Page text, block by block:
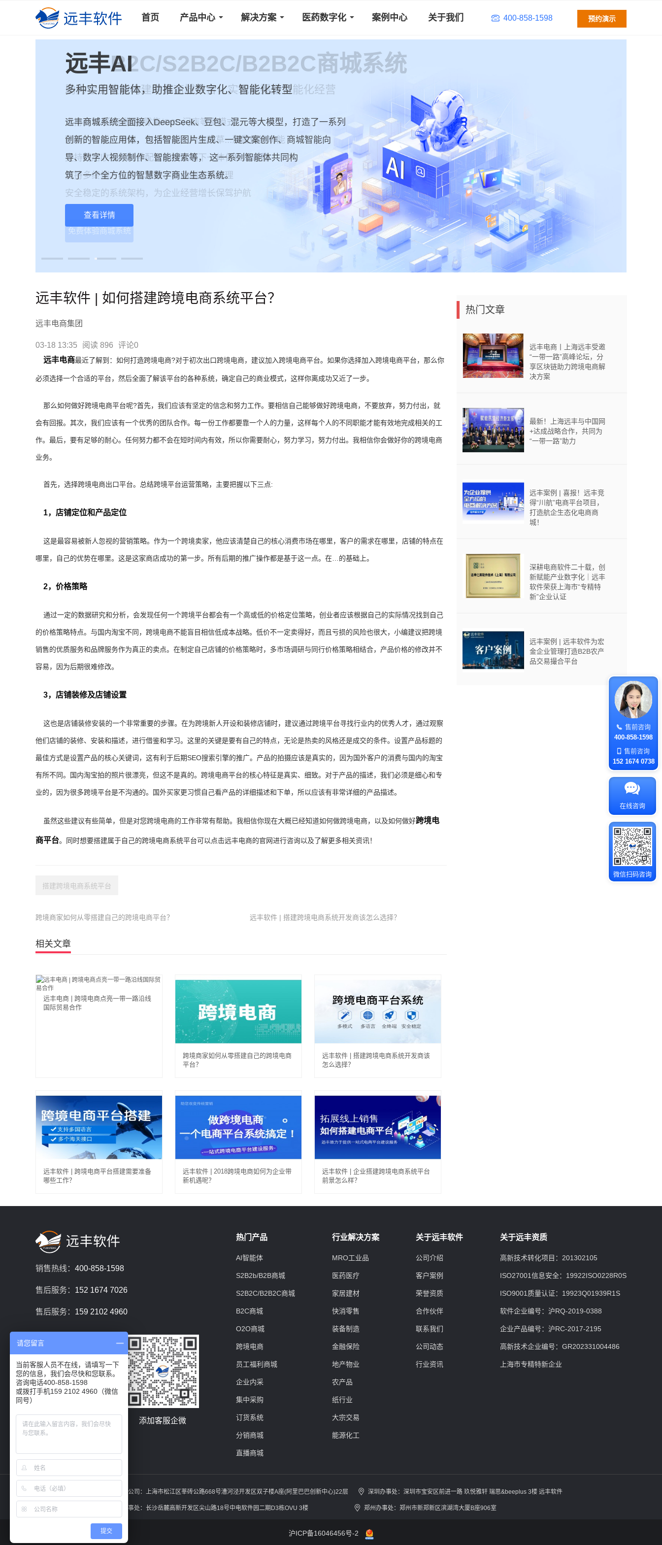
预约演示
400-858-1598
首页 产品中心 解决方案 医药数字化 案例中心 关于我们
远丰AI
多种实用智能体，助推企业数字化、智能化转型
远丰商城系统全面接入DeepSeek、豆包、混元等大模型，打造了一系列
创新的智能应用体，包括智能图片生成、一键文案创作、商城智能向
导、数字人视频制作、智能搜索等， 这一系列智能体共同构
筑了一个全方位的智慧数字商业生态系统。
查看详情
远丰软件 | 如何搭建跨境电商系统平台？
远丰电商集团
03-18 13:35 阅读 896
评论0
远丰电商最近了解到：如何打造跨境电商?对于初次出口跨境电商，建议加入跨境电商平台。如果你选择加入跨境电商平台，那么你
必须选择一个合适的平台，然后全面了解该平台的各种系统，确定自己的商业模式，这样你离成功又近了一步。
那么如何做好跨境电商平台呢?首先，我们应该有坚定的信念和努力工作。要相信自己能够做好跨境电商，不要放弃，努力付出，就
会有回报。其次，我们应该有一个优秀的团队合作。每一份工作都要靠一个人的力量，这样每个人的不同职能才能有效地完成相关的工
作。最后，要有足够的耐心。任何努力都不会在短时间内有效，所以你需要耐心，努力学习，努力付出。我相信你会做好你的跨境电商
业务。
首先，选择跨境电商出口平台。总结跨境平台运营策略，主要把握以下三点:
1，店铺定位和产品定位
这是最容易被新人忽视的营销策略。作为一个跨境卖家，他应该清楚自己的核心消费市场在哪里，客户的需求在哪里，店铺的特点在
哪里，自己的优势在哪里。这是这家商店成功的第一步。所有后期的推广操作都是基于这一点。在…的基础上。
2，价格策略
通过一定的数据研究和分析，会发现任何一个跨境平台都会有一个高或低的价格定位策略，创业者应该根据自己的实际情况找到自己
的价格策略特点。与国内淘宝不同，跨境电商不能盲目相信低成本战略。低价不一定卖得好，而且亏损的风险也很大，小编建议把跨境
销售的优质服务和品牌服务作为真正的卖点。在制定自己店铺的价格策略时，多市场调研与同行价格策略相结合，产品价格的修改并不
容易，因为后期很难修改。
3，店铺装修及店铺设置
这也是店铺装修安装的一个非常重要的步骤。在为跨境新人开设和装修店铺时，建议通过跨境平台寻找行业内的优秀人才，通过观察
他们店铺的装修、安装和描述，进行借鉴和学习。这里的关键是要有自己的特点，无论是热卖的风格还是成交的条件。设置产品标题的
最佳方式是设置产品的核心关键词，这有利于后期SEO搜索引擎的推广。产品的拍摄应该是真实的，因为国外客户的消费与国内的淘宝
有所不同。国内淘宝拍的照片很漂亮，但这不是真的。跨境电商平台的核心特征是真实、细致。对于产品的描述，我们必须是细心和专
业的，因为很多跨境平台是不沟通的。国外买家更习惯自己看产品的详细描述和下单，所以应该有非常详细的产品描述。
虽然这些建议有些简单，但是对您跨境电商的工作非常有帮助。我相信你现在大概已经知道如何做跨境电商，以及如何做好跨境电
商平台。同时想要搭建属于自己的跨境电商系统平台可以点击远丰电商的官网进行咨询以及了解更多相关资讯！
搭建跨境电商系统平台
跨境商家如何从零搭建自己的跨境电商平台？ 远丰软件 | 搭建跨境电商系统开发商该怎么选择？
相关文章
远丰电商 | 跨境电商点亮一带一路沿线
国际贸易合作
跨境商家如何从零搭建自己的跨境电商
平台？
远丰软件 | 搭建跨境电商系统开发商该
怎么选择？
远丰软件 | 跨境电商平台搭建需要准备
哪些工作？
远丰软件 | 2018跨境电商如何为企业带
新机遇呢？
远丰软件 | 企业搭建跨境电商系统平台
前景怎么样？
热门文章
远丰电商丨上海远丰受邀
“一带一路”高峰论坛，分
享区块链助力跨境电商解
决方案
最新！上海远丰与中国网
+达成战略合作，共同为
“一带一路”助力
远丰案例 | 喜报！远丰竞
得“川航”电商平台项目，
打造航企生态化电商商
城！
深耕电商软件二十载，创
新赋能产业数字化｜远丰
软件荣获上海市“专精特
新”企业认证
远丰案例 | 远丰软件为宏
金企业管理打造B2B农产
品交易撮合平台
销售热线： 400-858-1598
售后服务： 152 1674 7026
售后服务： 159 2102 4960
关注远丰公众号 添加客服企微
热门产品
AI智能体
S2B2b/B2B商城
S2B2C/B2B2C商城
B2C商城
O2O商城
跨境电商
员工福利商城
企业内采
集中采购
订货系统
分销商城
直播商城
行业解决方案
MRO工业品
医药医疗
家居建材
快消零售
装备制造
金融保险
地产物业
农产品
纸行业
大宗交易
能源化工
关于远丰软件
公司介绍
客户案例
荣誉资质
合作伙伴
联系我们
公司动态
行业资讯
关于远丰资质
高新技术转化项目：201302105
ISO27001信息安全：19922ISO0228R0S
ISO9001质量认证：19923Q01939R1S
软件企业编号：沪RQ-2019-0388
企业产品编号：沪RC-2017-2195
高新技术企业编号：GR202331004486
上海市专精特新企业
上海总公司： 上海市松江区莘砖公路668号漕河泾开发区双子楼A座(阿里巴巴创新中心)22层 深圳办事处： 深圳市宝安区前进一路 玖悦雅轩 瑞思&beeplus 3楼 远丰软件
长沙办事处： 长沙岳麓高新开发区尖山路18号中电软件园二期D3栋OVU 3楼 郑州办事处： 郑州市新郑新区滨湖湾大厦B座906室
沪ICP备16046456号-2
售前咨询
400-858-1598
售前咨询
152 1674 0738
在线咨询
微信扫码咨询
请您留言
当前客服人员不在线，请填写一下
您的信息，我们会尽快和您联系。
咨询电话400-858-1598
或拨打手机159 2102 4960（微信
同号）
提交